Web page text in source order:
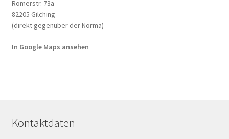
Römerstr. 73a
82205 Gilching
(direkt gegenüber der Norma)
In Google Maps ansehen
Kontaktdaten